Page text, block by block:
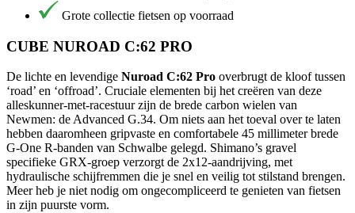
Grote collectie fietsen op voorraad
CUBE NUROAD C:62 PRO
De lichte en levendige Nuroad C:62 Pro overbrugt de kloof tussen
‘road’ en ‘offroad’. Cruciale elementen bij het creëren van deze
alleskunner-met-racestuur zijn de brede carbon wielen van
Newmen: de Advanced G.34. Om niets aan het toeval over te laten
hebben daaromheen gripvaste en comfortabele 45 millimeter brede
G-One R-banden van Schwalbe gelegd. Shimano’s gravel
specifieke GRX-groep verzorgt de 2x12-aandrijving, met
hydraulische schijfremmen die je snel en veilig tot stilstand brengen.
Meer heb je niet nodig om ongecompliceerd te genieten van fietsen
in zijn puurste vorm.